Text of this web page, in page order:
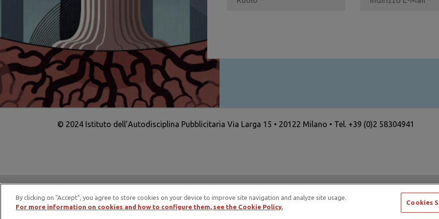
© 2024 Istituto dell’Autodisciplina Pubblicitaria Via Larga 15 • 20122 Milano • Tel. +39 (0)2 58304941
IAP è membro di EASA – European Advertising Standards Alliance e di ICAS – International Council
By clicking on "Accept", you agree to store cookies on your device to improve site navigation and analyze site usage.
For more information on cookies and how to configure them, see the Cookie Policy.
Cookies